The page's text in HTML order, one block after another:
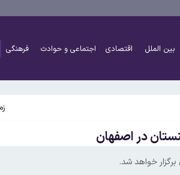
بین الملل اقتصادی اجتماعی و حوادث فرهنگی
در اصفهان
خواهد شد.